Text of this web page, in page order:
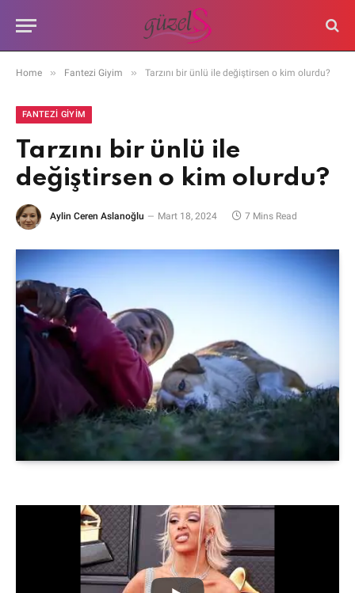
Home » Fantezi Giyim » Tarzını bir ünlü ile değiştirsen o kim olurdu?
FANTEZI GIYIM
Tarzını bir ünlü ile
değiştirsen o kim olurdu?
Aylin Ceren Aslanoğlu Mart 18, 2024 7 Mins Read